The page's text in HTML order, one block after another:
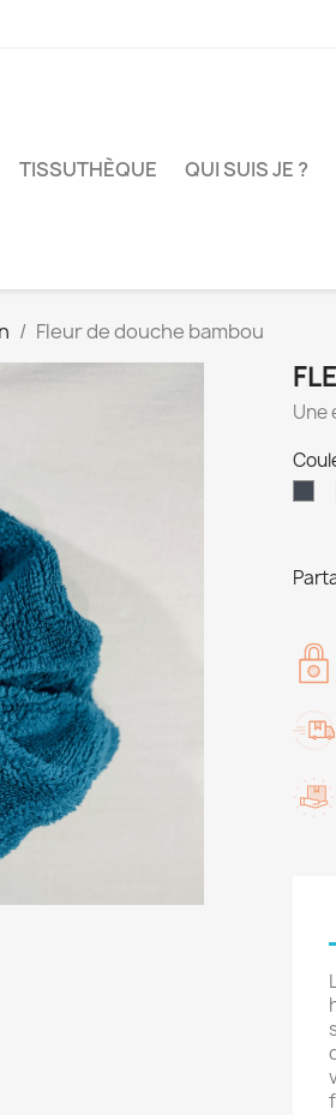
TISSUTHÈQUE QUI SUIS JE ?
Fleur de douche bambou
Une